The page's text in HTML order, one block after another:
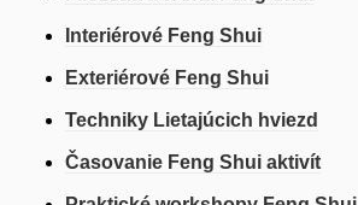
Interiérové Feng Shui
Exteriérové Feng Shui
Techniky Lietajúcich hviezd
Časovanie Feng Shui aktivít